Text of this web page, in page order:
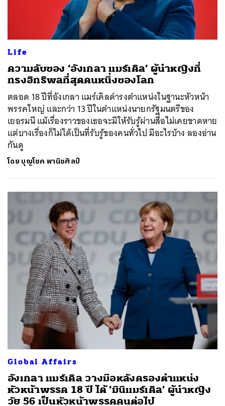
Life
ความลับของ ‘อังเกลา แมร์เคิล’ ผู้นำหญิงที่
ทรงอิทธิพลที่สุดคนหนึ่งของโลก
ตลอด 18 ปีที่อังเกลา แมร์เคิลดำรงตำแหน่งในฐานะหัวหน้า
พรรคใหญ่ และกว่า 13 ปีในตำแหน่งนายกรัฐมนตรีของ
เยอรมนี แม้เรื่องราวของเธอจะมีให้รับรู้ผ่านสื่อไม่เคยขาดหาย
แต่บางเรื่องก็ไม่ได้เป็นที่รับรู้ของคนทั่วไป มีอะไรบ้าง ลองอ่าน
กันดู
โดย บุญโชค พานิชศิลป์
Global Affairs
อังเกลา แมร์เคิล วางมือหลังครองตำแหน่ง
หัวหน้าพรรค 18 ปี ได้ ‘มินิแมร์เคิล’ ผู้นำหญิง
วัย 56 เป็นหัวหน้าพรรคคนต่อไป